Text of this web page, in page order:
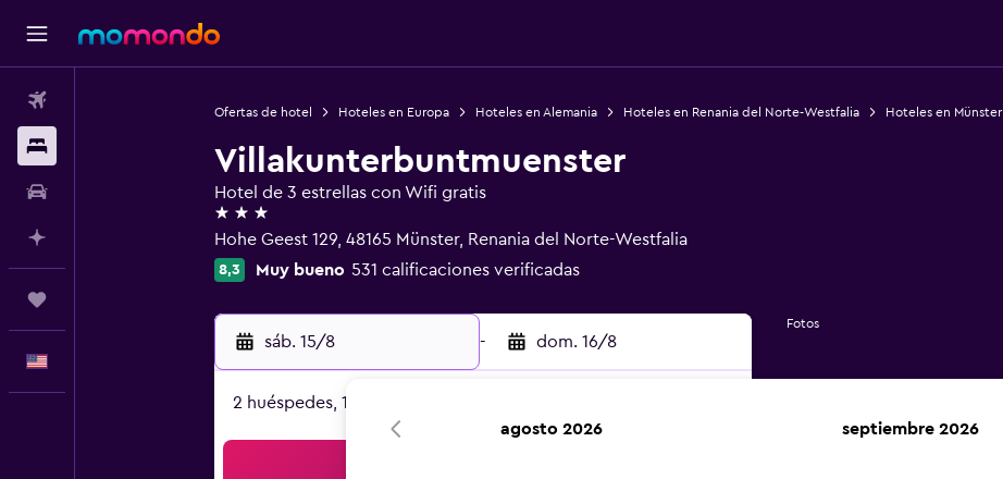
Ofertas de hotel Hoteles en Europa Hoteles en Alemania Hoteles en Renania del Norte-Westfalia Hoteles en Münster
Villakunterbuntmuenster
Hotel de 3 estrellas con Wifi gratis
3 estrellas
Hohe Geest 129, 48165 Münster, Renania del Norte-Westfalia
8,3 Muy bueno 531 calificaciones verificadas
sáb. 15/8 - dom. 16/8
2 huéspedes, 1 habitación
Fotos
agosto 2026 septiembre 2026